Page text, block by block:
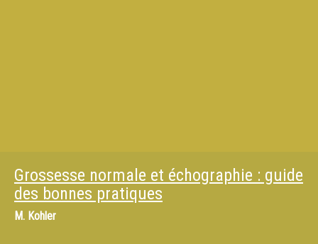
Grossesse normale et échographie : guide
des bonnes pratiques
M. Kohler